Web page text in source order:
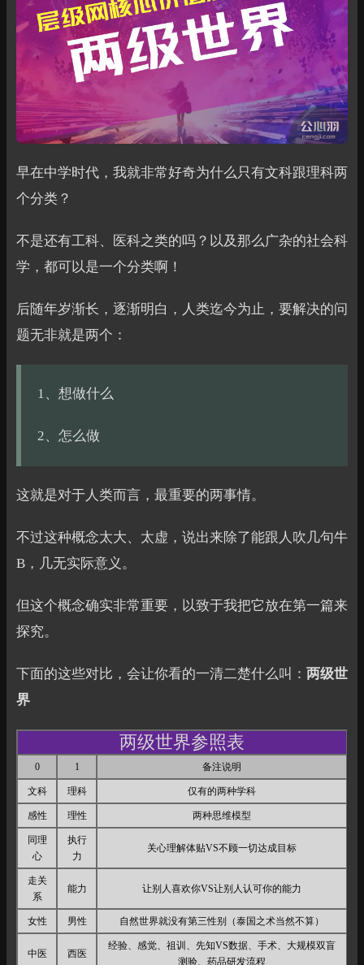
早在中学时代，我就非常好奇为什么只有文科跟理科两
个分类？
不是还有工科、医科之类的吗？以及那么广杂的社会科
学，都可以是一个分类啊！
后随年岁渐长，逐渐明白，人类迄今为止，要解决的问
题无非就是两个：
1、想做什么
2、怎么做
这就是对于人类而言，最重要的两事情。
不过这种概念太大、太虚，说出来除了能跟人吹几句牛
B，几无实际意义。
但这个概念确实非常重要，以致于我把它放在第一篇来
探究。
下面的这些对比，会让你看的一清二楚什么叫： 两级世
界
两级世界参照表
0 1 备注说明
文科 理科 仅有的两种学科
感性 理性 两种思维模型
同理
心
执行
力
关心理解体贴VS不顾一切达成目标
走关
系
能力 让别人喜欢你VS让别人认可你的能力
女性 男性 自然世界就没有第三性别（泰国之术当然不算）
中医 西医
经验、感觉、祖训、先知VS数据、手术、大规模双盲
测验、药品研发流程